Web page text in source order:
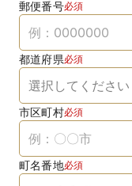
郵便番号必須
都道府県必須
市区町村必須
町名番地必須